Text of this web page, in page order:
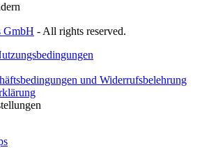
GmbH - All rights reserved.
und Widerrufsbelehrung